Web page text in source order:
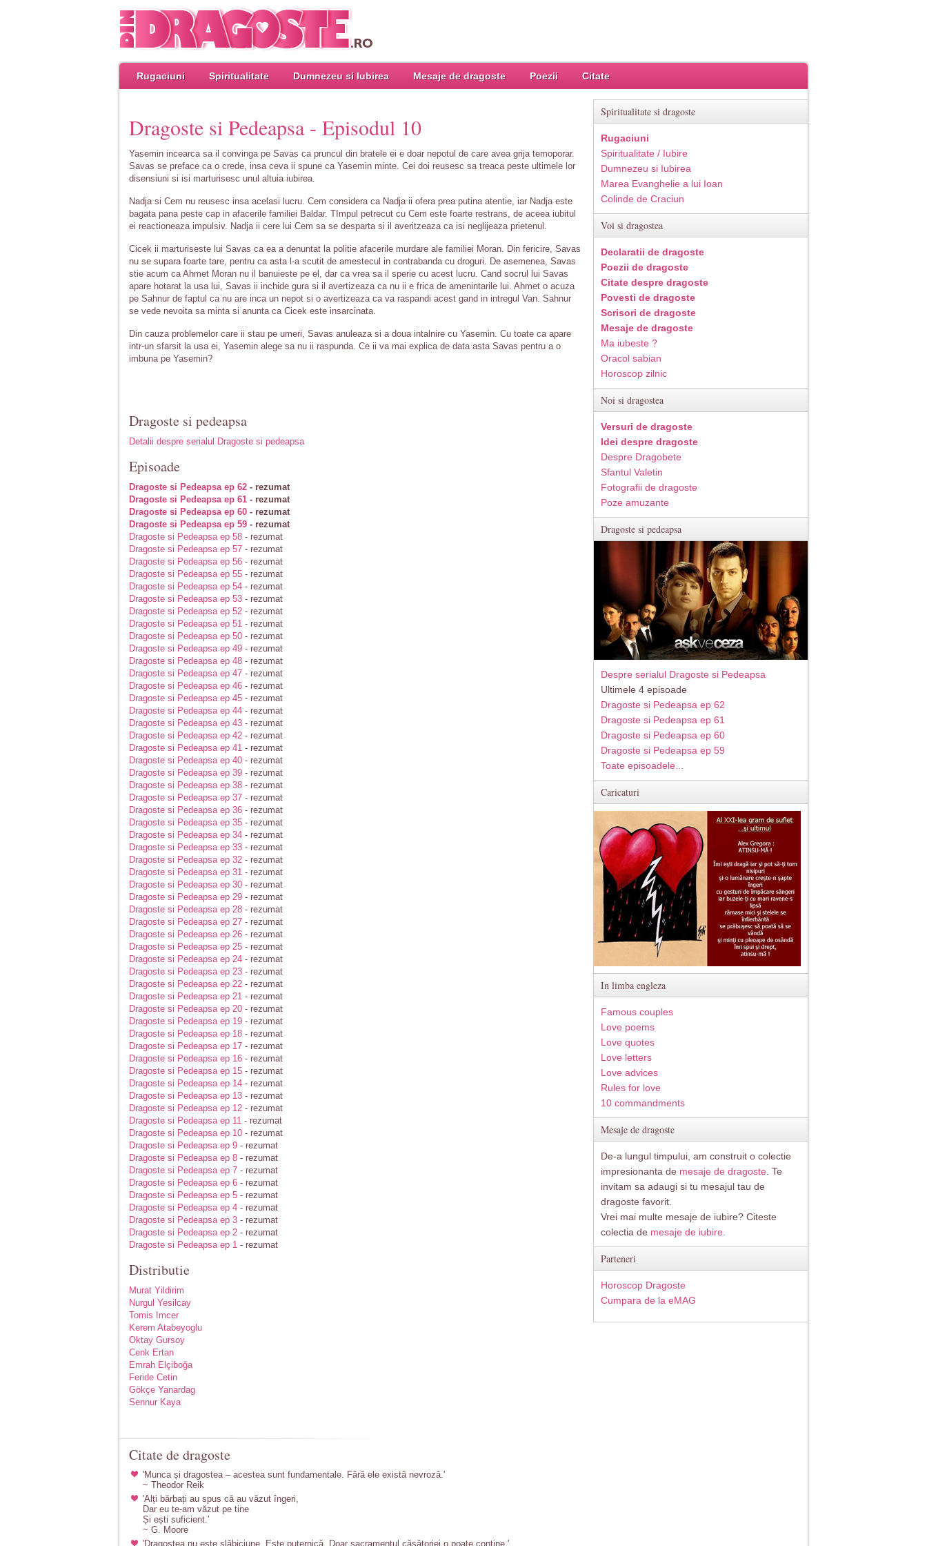
Rugaciuni Spiritualitate Dumnezeu si Iubirea Mesaje de dragoste Poezii Citate
Dragoste si Pedeapsa - Episodul 10
Yasemin incearca sa il convinga pe Savas ca pruncul din bratele ei e doar nepotul de care avea grija temoporar.
Savas se preface ca o crede, insa ceva ii spune ca Yasemin minte. Cei doi reusesc sa treaca peste ultimele lor
disensiuni si isi marturisesc unul altuia iubirea.
Nadja si Cem nu reusesc insa acelasi lucru. Cem considera ca Nadja ii ofera prea putina atentie, iar Nadja este
bagata pana peste cap in afacerile familiei Baldar. TImpul petrecut cu Cem este foarte restrans, de aceea iubitul
ei reactioneaza impulsiv. Nadja ii cere lui Cem sa se desparta si il averitzeaza ca isi neglijeaza prietenul.
Cicek ii marturiseste lui Savas ca ea a denuntat la politie afacerile murdare ale familiei Moran. Din fericire, Savas
nu se supara foarte tare, pentru ca asta l-a scutit de amestecul in contrabanda cu droguri. De asemenea, Savas
stie acum ca Ahmet Moran nu il banuieste pe el, dar ca vrea sa il sperie cu acest lucru. Cand socrul lui Savas
apare hotarat la usa lui, Savas ii inchide gura si il avertizeaza ca nu ii e frica de amenintarile lui. Ahmet o acuza
pe Sahnur de faptul ca nu are inca un nepot si o avertizeaza ca va raspandi acest gand in intregul Van. Sahnur
se vede nevoita sa minta si anunta ca Cicek este insarcinata.
Din cauza problemelor care ii stau pe umeri, Savas anuleaza si a doua intalnire cu Yasemin. Cu toate ca apare
intr-un sfarsit la usa ei, Yasemin alege sa nu ii raspunda. Ce ii va mai explica de data asta Savas pentru a o
imbuna pe Yasemin?
Dragoste si pedeapsa
Detalii despre serialul Dragoste si pedeapsa
Episoade
Dragoste si Pedeapsa ep 62 - rezumat
Dragoste si Pedeapsa ep 61 - rezumat
Dragoste si Pedeapsa ep 60 - rezumat
Dragoste si Pedeapsa ep 59 - rezumat
Dragoste si Pedeapsa ep 58 - rezumat
Dragoste si Pedeapsa ep 57 - rezumat
Dragoste si Pedeapsa ep 56 - rezumat
Dragoste si Pedeapsa ep 55 - rezumat
Dragoste si Pedeapsa ep 54 - rezumat
Dragoste si Pedeapsa ep 53 - rezumat
Dragoste si Pedeapsa ep 52 - rezumat
Dragoste si Pedeapsa ep 51 - rezumat
Dragoste si Pedeapsa ep 50 - rezumat
Dragoste si Pedeapsa ep 49 - rezumat
Dragoste si Pedeapsa ep 48 - rezumat
Dragoste si Pedeapsa ep 47 - rezumat
Dragoste si Pedeapsa ep 46 - rezumat
Dragoste si Pedeapsa ep 45 - rezumat
Dragoste si Pedeapsa ep 44 - rezumat
Dragoste si Pedeapsa ep 43 - rezumat
Dragoste si Pedeapsa ep 42 - rezumat
Dragoste si Pedeapsa ep 41 - rezumat
Dragoste si Pedeapsa ep 40 - rezumat
Dragoste si Pedeapsa ep 39 - rezumat
Dragoste si Pedeapsa ep 38 - rezumat
Dragoste si Pedeapsa ep 37 - rezumat
Dragoste si Pedeapsa ep 36 - rezumat
Dragoste si Pedeapsa ep 35 - rezumat
Dragoste si Pedeapsa ep 34 - rezumat
Dragoste si Pedeapsa ep 33 - rezumat
Dragoste si Pedeapsa ep 32 - rezumat
Dragoste si Pedeapsa ep 31 - rezumat
Dragoste si Pedeapsa ep 30 - rezumat
Dragoste si Pedeapsa ep 29 - rezumat
Dragoste si Pedeapsa ep 28 - rezumat
Dragoste si Pedeapsa ep 27 - rezumat
Dragoste si Pedeapsa ep 26 - rezumat
Dragoste si Pedeapsa ep 25 - rezumat
Dragoste si Pedeapsa ep 24 - rezumat
Dragoste si Pedeapsa ep 23 - rezumat
Dragoste si Pedeapsa ep 22 - rezumat
Dragoste si Pedeapsa ep 21 - rezumat
Dragoste si Pedeapsa ep 20 - rezumat
Dragoste si Pedeapsa ep 19 - rezumat
Dragoste si Pedeapsa ep 18 - rezumat
Dragoste si Pedeapsa ep 17 - rezumat
Dragoste si Pedeapsa ep 16 - rezumat
Dragoste si Pedeapsa ep 15 - rezumat
Dragoste si Pedeapsa ep 14 - rezumat
Dragoste si Pedeapsa ep 13 - rezumat
Dragoste si Pedeapsa ep 12 - rezumat
Dragoste si Pedeapsa ep 11 - rezumat
Dragoste si Pedeapsa ep 10 - rezumat
Dragoste si Pedeapsa ep 9 - rezumat
Dragoste si Pedeapsa ep 8 - rezumat
Dragoste si Pedeapsa ep 7 - rezumat
Dragoste si Pedeapsa ep 6 - rezumat
Dragoste si Pedeapsa ep 5 - rezumat
Dragoste si Pedeapsa ep 4 - rezumat
Dragoste si Pedeapsa ep 3 - rezumat
Dragoste si Pedeapsa ep 2 - rezumat
Dragoste si Pedeapsa ep 1 - rezumat
Distributie
Murat Yildirim
Nurgul Yesilcay
Tomis Imcer
Kerem Atabeyoglu
Oktay Gursoy
Cenk Ertan
Emrah Elçiboğa
Feride Cetin
Gökçe Yanardag
Sennur Kaya
Citate de dragoste
'Munca și dragostea – acestea sunt fundamentale. Fără ele există nevroză.'
~ Theodor Reik
'Alți bărbați au spus că au văzut îngeri,
Dar eu te-am văzut pe tine
Și ești suficient.'
~ G. Moore
'Dragostea nu este slăbiciune. Este puternică. Doar sacramentul căsătoriei o poate conține.'
Spiritualitate si dragoste
Rugaciuni
Spiritualitate / Iubire
Dumnezeu si Iubirea
Marea Evanghelie a lui Ioan
Colinde de Craciun
Voi si dragostea
Declaratii de dragoste
Poezii de dragoste
Citate despre dragoste
Povesti de dragoste
Scrisori de dragoste
Mesaje de dragoste
Ma iubeste ?
Oracol sabian
Horoscop zilnic
Noi si dragostea
Versuri de dragoste
Idei despre dragoste
Despre Dragobete
Sfantul Valetin
Fotografii de dragoste
Poze amuzante
Dragoste si pedeapsa
Despre serialul Dragoste si Pedeapsa
Ultimele 4 episoade
Dragoste si Pedeapsa ep 62
Dragoste si Pedeapsa ep 61
Dragoste si Pedeapsa ep 60
Dragoste si Pedeapsa ep 59
Toate episoadele...
Caricaturi
In limba engleza
Famous couples
Love poems
Love quotes
Love letters
Love advices
Rules for love
10 commandments
Mesaje de dragoste
De-a lungul timpului, am construit o colectie
impresionanta de mesaje de dragoste . Te
invitam sa adaugi si tu mesajul tau de
dragoste favorit.
Vrei mai multe mesaje de iubire? Citeste
colectia de mesaje de iubire.
Parteneri
Horoscop Dragoste
Cumpara de la eMAG